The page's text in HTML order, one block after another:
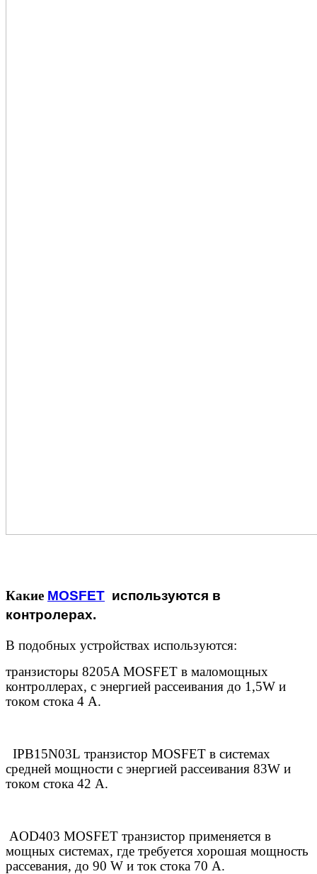
Какие MOSFET используются в
контролерах.
В подобных устройствах используются:
транзисторы 8205A MOSFET в маломощных
контроллерах, с энергией рассеивания до 1,5W и
током стока 4 А.
IPB15N03L транзистор MOSFET в системах
средней мощности с энергией рассеивания 83W и
током стока 42 А.
AOD403 MOSFET транзистор применяется в
мощных системах, где требуется хорошая мощность
рассевания, до 90 W и ток стока 70 A.